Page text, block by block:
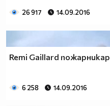
26 917 14.09.2016
Remi Gaillard пожарникар
6 258 14.09.2016